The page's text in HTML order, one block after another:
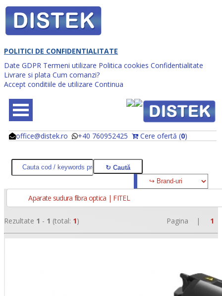
POLITICI DE CONFIDENTIALITATE
Date GDPR Termeni utilizare Politica cookies Confidentialitate
Livrare si plata Cum comanzi?
Accept conditiile de utilizare Continua
office@distek.ro +40 760952425 Cere ofertă (0)
@
@
Aparate sudura fibra optica | FITEL
Rezultate 1 - 1 (total: 1) Pagina | 1